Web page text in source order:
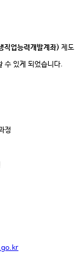
직업능력개발계좌) 제도
수 있게 되었습니다.
정